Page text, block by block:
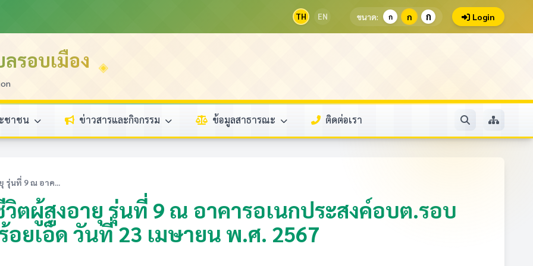
TH EN ขนาด: ก ก ก Login
รอบเมือง
ชาชน ข่าวสารและกิจกรรม ข้อมูลสาธารณะ ติดต่อเรา
รุ่นที่ 9 ณ อาค...
ผู้สูงอายุ รุ่นที่ 9 ณ อาคารอเนกประสงค์อบต.รอบ
อยเอ็ด วันที่ 23 เมษายน พ.ศ. 2567